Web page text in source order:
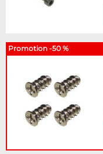
Promotion -50 %